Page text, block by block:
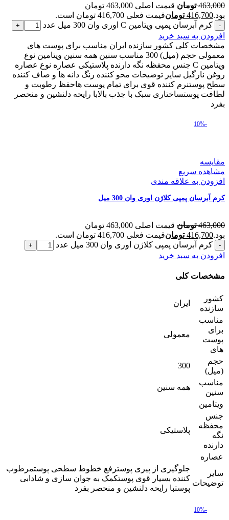
463,000 تومان
قیمت اصلی 463,000 تومان
بود.416,700 تومانقیمت فعلی 416,700 تومان است.
کرم آبرسان پمپی ویتامین C اوری وان 300 میل عدد
افزودن به سبد خرید
مشخصات کلی کشور سازنده ایران مناسب برای پوست های
معمولی حجم (میل) 300 مناسب سنین همه سنین ویتامین نوع
ویتامین C جنس محفظه نگه دارنده پلاستیکی عصاره نوع عصاره
روغن نارگیل سایر توضیحات محو کننده رنگ دانه ها و صاف کننده
سطح پوستنرم کننده قوی برای تمام پوست هاحفظ رطوبت و
لطافت پوستساختاری سبک با جذب بالابا رایحه دلنشین و منحصر
بفرد
-10%
مقایسه
مشاهده سریع
افزودن به علاقه مندی
کرم آبرسان پمپی کلاژن اوری وان 300 میل
463,000 تومان
قیمت اصلی 463,000 تومان
بود.416,700 تومانقیمت فعلی 416,700 تومان است.
کرم آبرسان پمپی کلاژن اوری وان 300 میل عدد
افزودن به سبد خرید
مشخصات کلی
کشور
سازنده
ایران
مناسب
برای
پوست
های
معمولی
حجم
(میل)
300
مناسب
سنین
همه سنین
ویتامین
جنس
محفظه
نگه
دارنده
پلاستیکی
عصاره
سایر
توضیحات
جلوگیری از پیری پوسترفع خطوط سطحی پوستمرطوب
کننده بسیار قوی پوستکمک به جوان سازی و شادابی
پوستبا رایحه دلنشین و منحصر بفرد
-10%